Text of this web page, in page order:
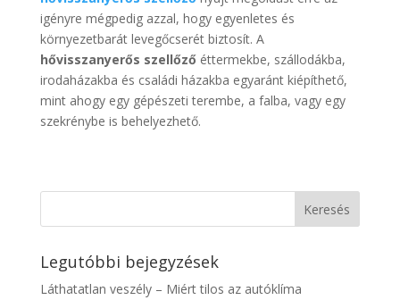
igényre mégpedig azzal, hogy egyenletes és
környezetbarát levegőcserét biztosít. A
hővisszanyerős szellőzőéttermekbe, szállodákba,
irodaházakba és családi házakba egyaránt kiépíthető,
mint ahogy egy gépészeti terembe, a falba, vagy egy
szekrénybe is behelyezhető.
Legutóbbi bejegyzések
Láthatatlan veszély – Miért tilos az autóklíma